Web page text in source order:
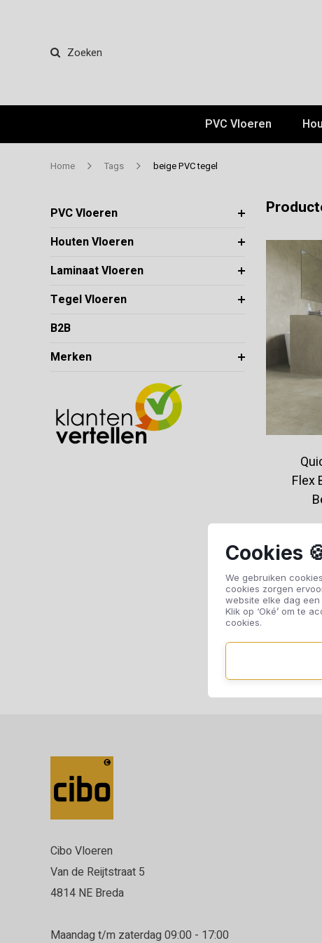
Cookies
We gebruiken
cookies zorgen
website elke dag
Klik op ‘Oké’ om te
cookies.
Zoeken
PVC Vloeren
Home Tags beige PVC tegel
PVC Vloeren
Houten Vloeren
Laminaat Vloeren
Tegel Vloeren
B2B
Merken
Flex
Cibo Vloeren
Van de Reijtstraat 5
4814 NE Breda
Maandag t/m zaterdag 09:00 - 17:00